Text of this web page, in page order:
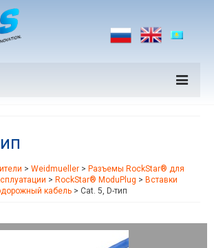
> Weidmueller > Разъемы RockStar® для
> RockStar® ModuPlug > Вставки
кабель > Cat. 5, D-тип